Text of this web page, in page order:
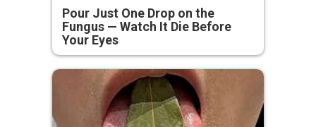
Pour Just One Drop on the
Fungus — Watch It Die Before
Your Eyes